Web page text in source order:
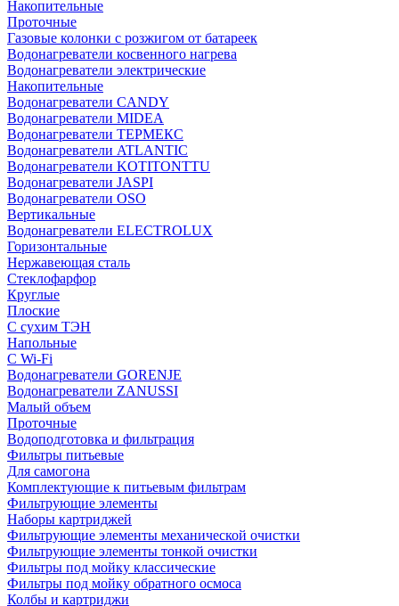
Накопительные
Проточные
Газовые колонки с розжигом от батареек
Водонагреватели косвенного нагрева
Водонагреватели электрические
Накопительные
Водонагреватели CANDY
Водонагреватели MIDEA
Водонагреватели ТЕРМЕКС
Водонагреватели ATLANTIC
Водонагреватели KOTITONTTU
Водонагреватели JASPI
Водонагреватели OSO
Вертикальные
Водонагреватели ELECTROLUX
Горизонтальные
Нержавеющая сталь
Стеклофарфор
Круглые
Плоские
С сухим ТЭН
Напольные
С Wi-Fi
Водонагреватели GORENJE
Водонагреватели ZANUSSI
Малый объем
Проточные
Водоподготовка и фильтрация
Фильтры питьевые
Для самогона
Комплектующие к питьевым фильтрам
Фильтрующие элементы
Наборы картриджей
Фильтрующие элементы механической очистки
Фильтрующие элементы тонкой очистки
Фильтры под мойку классические
Фильтры под мойку обратного осмоса
Колбы и картриджи